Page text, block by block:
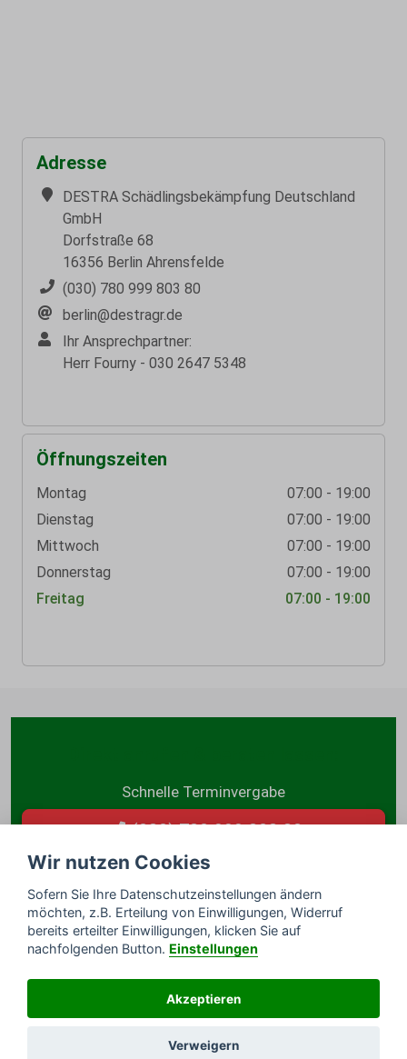
Adresse
DESTRA Schädlingsbekämpfung Deutschland
GmbH
Dorfstraße 68
16356 Berlin Ahrensfelde
(030) 780 999 803 80
berlin@destragr.de
Ihr Ansprechpartner:
Herr Fourny - 030 2647 5348
Öffnungszeiten
Montag
07:00 - 19:00
Dienstag
07:00 - 19:00
Mittwoch
07:00 - 19:00
Donnerstag
07:00 - 19:00
Freitag
07:00 - 19:00
Schnelle Terminvergabe
(030) 780 999 803 80
oder Rückruf per E-Mail anfordern
© DESTRA Schädlingsbekämpfung Deutschland
GmbH
Wir nutzen Cookies
Sofern Sie Ihre Datenschutzeinstellungen ändern
möchten, z.B. Erteilung von Einwilligungen, Widerruf
bereits erteilter Einwilligungen, klicken Sie auf
nachfolgenden Button. Einstellungen
Akzeptieren
Verweigern